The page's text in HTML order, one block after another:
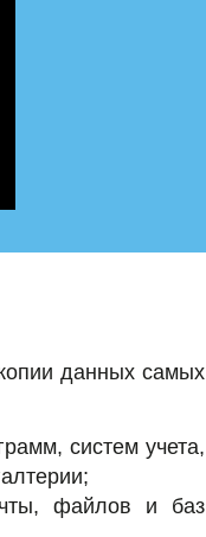
данных самых
систем учета,
файлов и баз